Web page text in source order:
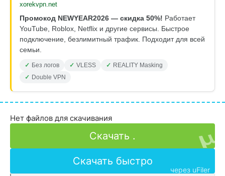
xorekvpn.net
Промокод NEWYEAR2026 — скидка 50%! Работает
YouTube, Roblox, Netflix и другие сервисы. Быстрое
подключение, безлимитный трафик. Подходит для всей
семьи.
Без логов VLESS
REALITY Masking
Double VPN
Нет файлов для скачивания
Скачать .
Скачать быстро
через uFiler